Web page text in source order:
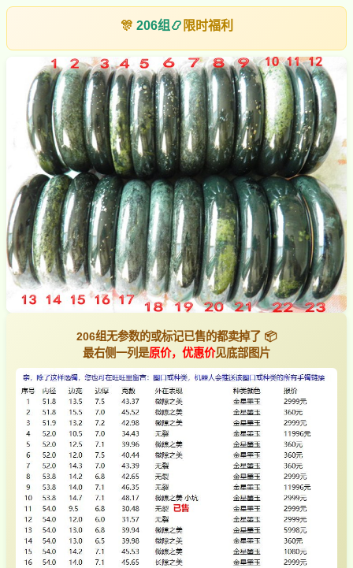
🎊 206组 📿 限时福利
206组无参数的或标记已售的都卖掉了 📦
最右侧一列是原价，优惠价见底部图片